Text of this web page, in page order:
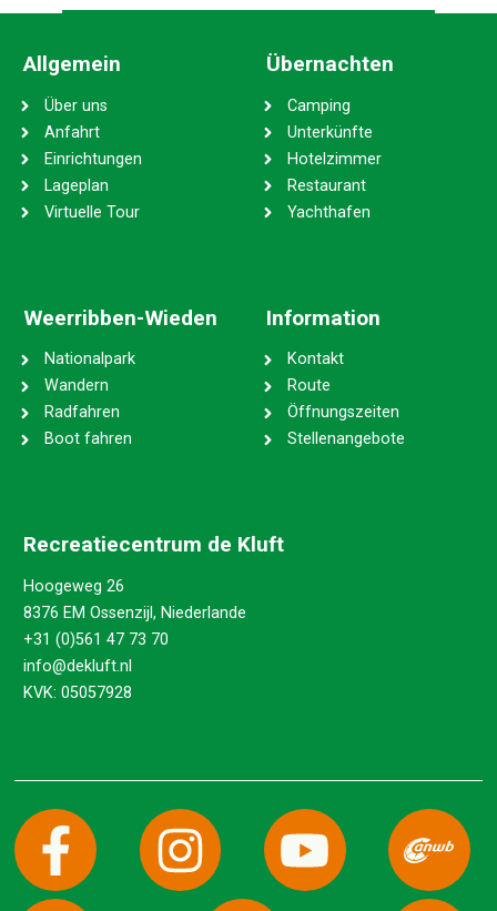
Allgemein
Über uns
Anfahrt
Einrichtungen
Lageplan
Virtuelle Tour
Übernachten
Camping
Unterkünfte
Hotelzimmer
Restaurant
Yachthafen
Weerribben-Wieden
Nationalpark
Wandern
Radfahren
Boot fahren
Information
Kontakt
Route
Öffnungszeiten
Stellenangebote
Recreatiecentrum de Kluft
Hoogeweg 26
8376 EM Ossenzijl, Niederlande
+31 (0)561 47 73 70
info@dekluft.nl
KVK: 05057928